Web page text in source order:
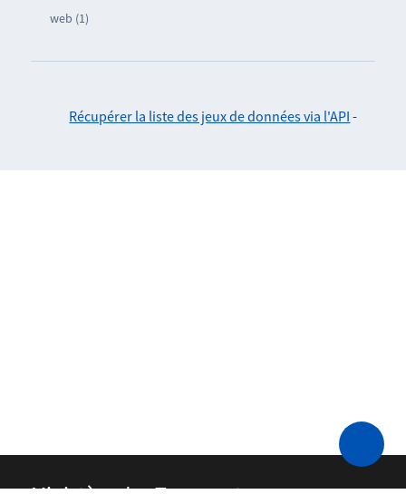
web (1)
Récupérer la liste des jeux de données via l'API -